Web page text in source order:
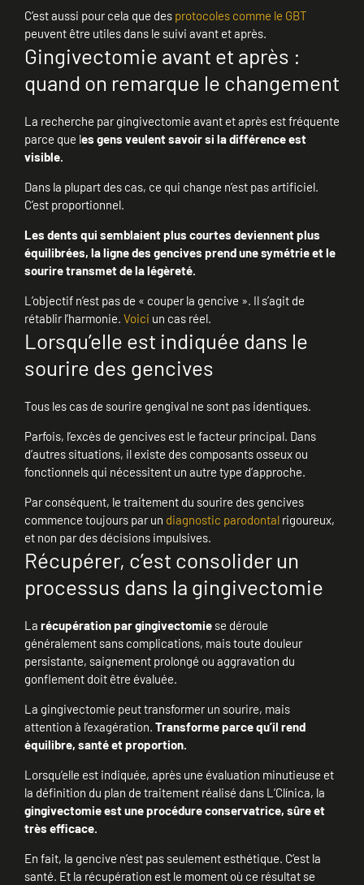
C’est aussi pour cela que des protocoles comme le GBT
peuvent être utiles dans le suivi avant et après.
Gingivectomie avant et après :
quand on remarque le changement
La recherche par gingivectomie avant et après est fréquente
parce que les gens veulent savoir si la différence est
visible.
Dans la plupart des cas, ce qui change n’est pas artificiel.
C’est proportionnel.
Les dents qui semblaient plus courtes deviennent plus
équilibrées, la ligne des gencives prend une symétrie et le
sourire transmet de la légèreté.
L’objectif n’est pas de « couper la gencive ». Il s’agit de
rétablir l’harmonie. Voici un cas réel.
Lorsqu’elle est indiquée dans le
sourire des gencives
Tous les cas de sourire gengival ne sont pas identiques.
Parfois, l’excès de gencives est le facteur principal. Dans
d’autres situations, il existe des composants osseux ou
fonctionnels qui nécessitent un autre type d’approche.
Par conséquent, le traitement du sourire des gencives
commence toujours par un diagnostic parodontal rigoureux,
et non par des décisions impulsives.
Récupérer, c’est consolider un
processus dans la gingivectomie
La récupération par gingivectomie se déroule
généralement sans complications, mais toute douleur
persistante, saignement prolongé ou aggravation du
gonflement doit être évaluée.
La gingivectomie peut transformer un sourire, mais
attention à l’exagération. Transforme parce qu’il rend
équilibre, santé et proportion.
Lorsqu’elle est indiquée, après une évaluation minutieuse et
la définition du plan de traitement réalisé dans L’Clínica, la
gingivectomie est une procédure conservatrice, sûre et
très efficace.
En fait, la gencive n’est pas seulement esthétique. C’est la
santé. Et la récupération est le moment où ce résultat se